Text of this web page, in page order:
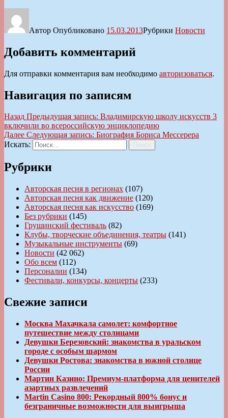
Автор Опубликовано 15.03.2013Рубрики Новости
Добавить комментарий
Для отправки комментария вам необходимо авторизоваться.
Навигация по записям
Назад Предыдущая запись: Владимирскую школу искусств 3
включили во всероссийскую энциклопедию
Далее Следующая запись: Биография Бориса Мессерера
Искать:
Поиск
Рубрики
Авторская песня в регионах (107)
Авторская песня как движение (120)
Авторская песня как искусство (169)
Без рубрики (145)
Грушинский фестиваль (82)
Клубы, творческие объединения, театры (141)
Музыкальные инструменты (69)
Новости (42 062)
Обо всем (112)
Персоналии (134)
Фестивали, конкурсы, концерты (233)
Свежие записи
Москва Махачкала самолет: комфортное
путешествие между столицами
Девушки Березовский: знакомства в уральском
городе с особым шармом
Девушки Ростова: знакомства в южной столице
России
Мартин Казино: Премиум-платформа для ценителей
азартных развлечений
Martin Casino 800: Рекордный 800% бонус и
безграничные возможности для выигрыша